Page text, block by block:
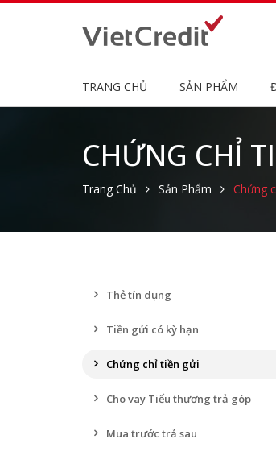
TRANG CHỦ SẢN PHẨM
CHỨNG CHỈ
Trang Chủ Sản Phẩm Chứng
Thẻ tín dụng
Tiền gửi có kỳ hạn
Chứng chỉ tiền gửi
Cho vay Tiểu thương trả góp
Mua trước trả sau